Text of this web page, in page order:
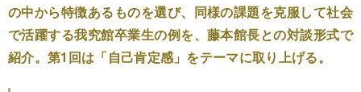
の中から特徴あるものを選び、同様の課題を克服して社会
で活躍する我究館卒業生の例を、藤本館長との対談形式で
紹介。第1回は「自己肯定感」をテーマに取り上げる。